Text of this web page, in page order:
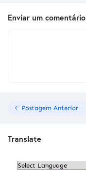
Enviar um comentário
Postagem Anterior
Translate